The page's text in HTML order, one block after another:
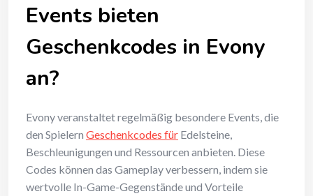
Events bieten
Geschenkcodes in Evony
an?
Evony veranstaltet regelmäßig besondere Events, die
den Spielern Geschenkcodes für Edelsteine,
Beschleunigungen und Ressourcen anbieten. Diese
Codes können das Gameplay verbessern, indem sie
wertvolle In-Game-Gegenstände und Vorteile